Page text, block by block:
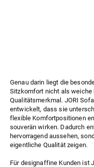
Genau darin liegt die
Sitzkomfort nicht als weiche
Qualitätsmerkmal. JORI
entwickelt, dass sie
flexible Komfortpositionen
souverän wirken. Dadurch
hervorragend aussehen,
eigentliche Qualität zeigen.
Für designaffine Kunden ist